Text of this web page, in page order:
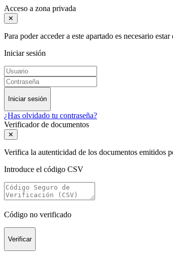
Acceso a zona privada
✕
Para poder acceder a este apartado es necesario
Iniciar sesión
Iniciar sesión
¿Has olvidado tu contraseña?
Verificador de documentos
✕
Verifica la autenticidad de los documentos emitidos
Introduce el código CSV
Código no verificado
Verificar